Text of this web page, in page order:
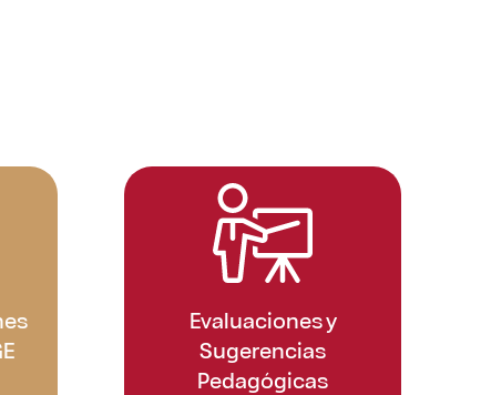
Evaluaciones y
Sugerencias
Pedagógicas